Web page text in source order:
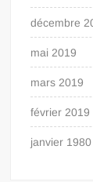
décembre
mai 2019
mars 2019
février 2019
janvier 1980